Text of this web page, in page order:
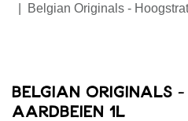
Belgian Originals -
Belgian Originals
Aardbeien 1L